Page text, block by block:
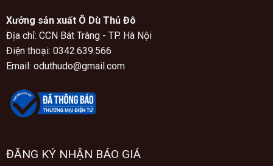
Xưởng sản xuất Ô Dù Thủ Đô
Địa chỉ: CCN Bát Tràng - TP. Hà Nội
Điện thoại: 0342.639.566
Email: oduthudo@gmail.com
ĐĂNG KÝ NHẬN BÁO GIÁ